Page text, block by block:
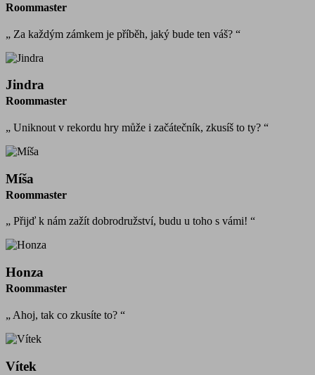
Roommaster
„ Za každým zámkem je příběh, jaký bude ten váš? “
Jindra
Roommaster
„ Uniknout v rekordu hry může i začátečník, zkusíš to ty? “
Míša
Roommaster
„ Přijď k nám zažít dobrodružství, budu u toho s vámi! “
Honza
Roommaster
„ Ahoj, tak co zkusíte to? “
Vítek